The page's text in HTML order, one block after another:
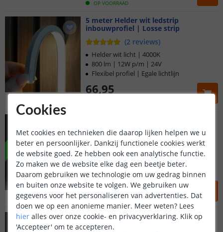
OP VOORRAAD
5 meter Helder wit ledstrip
inbouwprofiel | Losse strip
(2 reviews)
66,95
Helder wit licht | 4000K
800 lm | 12W p/m | 24V
Flexibel profiel | Egale lichtlijn
NIEUW
OP VOORRAAD
104,95
Helder wit licht | 4000K
593 lm | 11W p/m | 24V
Flexibel profiel | Egale lichtlijn
7,5 meter Helder wit ledstrip
inbouwprofiel | Losse strip
Cookies
Met cookies en technieken die daarop lijken helpen we u
beter en persoonlijker. Dankzij functionele cookies werkt
de website goed. Ze hebben ook een analytische functie.
Zo maken we de website elke dag een beetje beter.
Daarom gebruiken we technologie om uw gedrag binnen
en buiten onze website te volgen. We gebruiken uw
gegevens voor het personaliseren van advertenties. Dat
doen we op een anonieme manier. Meer weten? Lees
hier alles over onze cookie- en privacyverklaring. Klik op
'Accepteer' om te accepteren.